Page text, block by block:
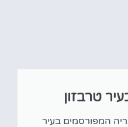
טרבזון
המפורסמים בעיר